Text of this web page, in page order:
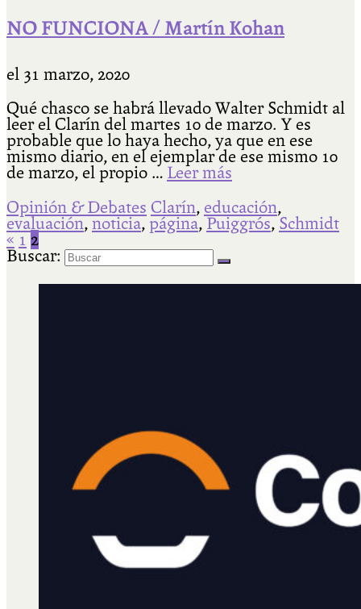
NO FUNCIONA / Martín Kohan
el 31 marzo, 2020
Qué chasco se habrá llevado Walter Schmidt al
leer el Clarín del martes 10 de marzo. Y es
probable que lo haya hecho, ya que en ese
mismo diario, en el ejemplar de ese mismo 10
de marzo, el propio … Leer más
Opinión & Debates Clarín, educación,
evaluación, noticia, página, Puiggrós, Schmidt
« 1 2
Buscar: